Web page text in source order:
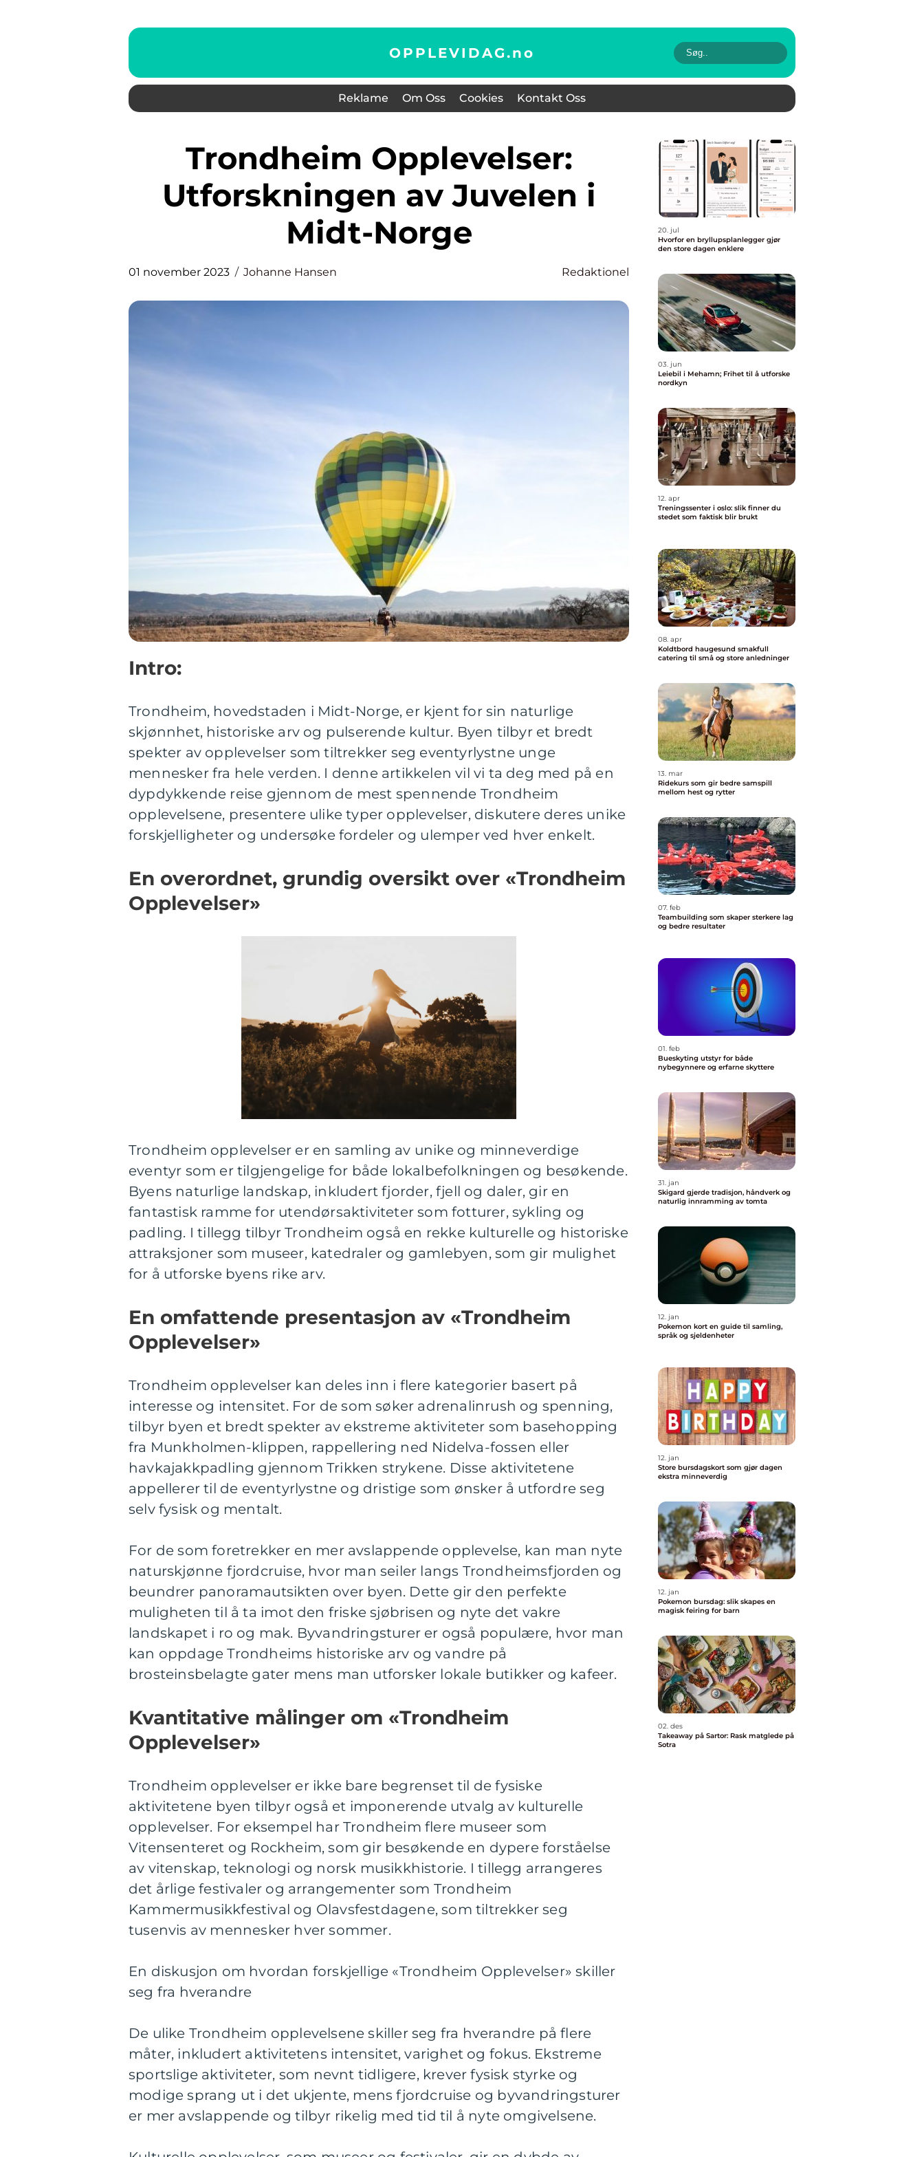
OPPLEVIDAG.no
Reklame Om Oss Cookies Kontakt Oss
Trondheim Opplevelser:
Utforskningen av Juvelen i
Midt-Norge
01 november 2023 Johanne Hansen Redaktionel
Intro:
Trondheim, hovedstaden i Midt-Norge, er kjent for sin naturlige
skjønnhet, historiske arv og pulserende kultur. Byen tilbyr et bredt
spekter av opplevelser som tiltrekker seg eventyrlystne unge
mennesker fra hele verden. I denne artikkelen vil vi ta deg med på en
dypdykkende reise gjennom de mest spennende Trondheim
opplevelsene, presentere ulike typer opplevelser, diskutere deres unike
forskjelligheter og undersøke fordeler og ulemper ved hver enkelt.
En overordnet, grundig oversikt over «Trondheim
Opplevelser»
Trondheim opplevelser er en samling av unike og minneverdige
eventyr som er tilgjengelige for både lokalbefolkningen og besøkende.
Byens naturlige landskap, inkludert fjorder, fjell og daler, gir en
fantastisk ramme for utendørsaktiviteter som fotturer, sykling og
padling. I tillegg tilbyr Trondheim også en rekke kulturelle og historiske
attraksjoner som museer, katedraler og gamlebyen, som gir mulighet
for å utforske byens rike arv.
En omfattende presentasjon av «Trondheim
Opplevelser»
Trondheim opplevelser kan deles inn i flere kategorier basert på
interesse og intensitet. For de som søker adrenalinrush og spenning,
tilbyr byen et bredt spekter av ekstreme aktiviteter som basehopping
fra Munkholmen-klippen, rappellering ned Nidelva-fossen eller
havkajakkpadling gjennom Trikken strykene. Disse aktivitetene
appellerer til de eventyrlystne og dristige som ønsker å utfordre seg
selv fysisk og mentalt.
For de som foretrekker en mer avslappende opplevelse, kan man nyte
naturskjønne fjordcruise, hvor man seiler langs Trondheimsfjorden og
beundrer panoramautsikten over byen. Dette gir den perfekte
muligheten til å ta imot den friske sjøbrisen og nyte det vakre
landskapet i ro og mak. Byvandringsturer er også populære, hvor man
kan oppdage Trondheims historiske arv og vandre på
brosteinsbelagte gater mens man utforsker lokale butikker og kafeer.
Kvantitative målinger om «Trondheim
Opplevelser»
Trondheim opplevelser er ikke bare begrenset til de fysiske
aktivitetene byen tilbyr også et imponerende utvalg av kulturelle
opplevelser. For eksempel har Trondheim flere museer som
Vitensenteret og Rockheim, som gir besøkende en dypere forståelse
av vitenskap, teknologi og norsk musikkhistorie. I tillegg arrangeres
det årlige festivaler og arrangementer som Trondheim
Kammermusikkfestival og Olavsfestdagene, som tiltrekker seg
tusenvis av mennesker hver sommer.
En diskusjon om hvordan forskjellige «Trondheim Opplevelser» skiller
seg fra hverandre
De ulike Trondheim opplevelsene skiller seg fra hverandre på flere
måter, inkludert aktivitetens intensitet, varighet og fokus. Ekstreme
sportslige aktiviteter, som nevnt tidligere, krever fysisk styrke og
modige sprang ut i det ukjente, mens fjordcruise og byvandringsturer
er mer avslappende og tilbyr rikelig med tid til å nyte omgivelsene.
20. jul
Hvorfor en bryllupsplanlegger gjør
den store dagen enklere
03. jun
Leiebil i Mehamn; Frihet til å utforske
nordkyn
12. apr
Treningssenter i oslo: slik finner du
stedet som faktisk blir brukt
08. apr
Koldtbord haugesund smakfull
catering til små og store anledninger
13. mar
Ridekurs som gir bedre samspill
mellom hest og rytter
07. feb
Teambuilding som skaper sterkere lag
og bedre resultater
01. feb
Bueskyting utstyr for både
nybegynnere og erfarne skyttere
31. jan
Skigard gjerde tradisjon, håndverk og
naturlig innramming av tomta
12. jan
Pokemon kort en guide til samling,
språk og sjeldenheter
12. jan
Store bursdagskort som gjør dagen
ekstra minneverdig
12. jan
Pokemon bursdag: slik skapes en
magisk feiring for barn
02. des
Takeaway på Sartor: Rask matglede på
Sotra